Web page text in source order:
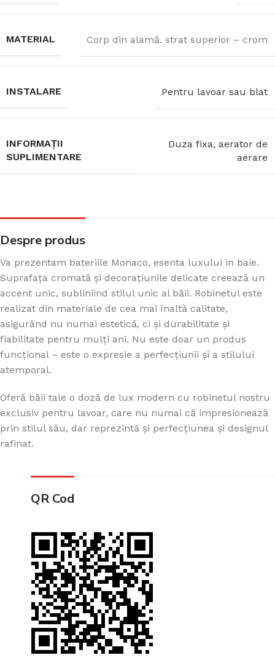
MATERIAL Corp din alamă. strat superior – crom
INSTALARE Pentru lavoar sau blat
INFORMAȚII
SUPLIMENTARE
Duza fixa, aerator de
aerare
Despre produs
Va prezentam bateriile Monaco, esenta luxului in baie.
Suprafața cromată și decorațiunile delicate creează un
accent unic, subliniind stilul unic al băii. Robinetul este
realizat din materiale de cea mai înaltă calitate,
asigurând nu numai estetică, ci și durabilitate și
fiabilitate pentru mulți ani. Nu este doar un produs
funcțional – este o expresie a perfecțiunii și a stilului
atemporal.
Oferă băii tale o doză de lux modern cu robinetul nostru
exclusiv pentru lavoar, care nu numai că impresionează
prin stilul său, dar reprezintă și perfecțiunea și designul
rafinat.
QR Cod